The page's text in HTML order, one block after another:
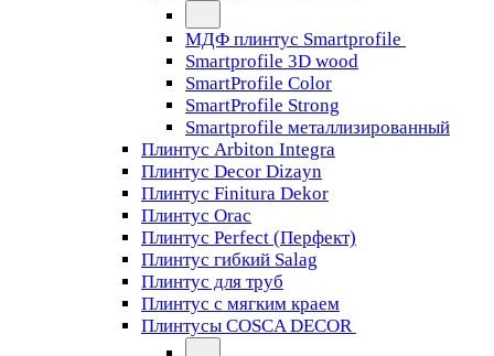
МДФ плинтус Smartprofile
Smartprofile 3D wood
SmartProfile Color
SmartProfile Strong
Smartprofile металлизированный
Плинтус Arbiton Integra
Плинтус Decor Dizayn
Плинтус Finitura Dekor
Плинтус Orac
Плинтус Perfect (Перфект)
Плинтус гибкий Salag
Плинтус для труб
Плинтус с мягким краем
Плинтусы COSCA DECOR